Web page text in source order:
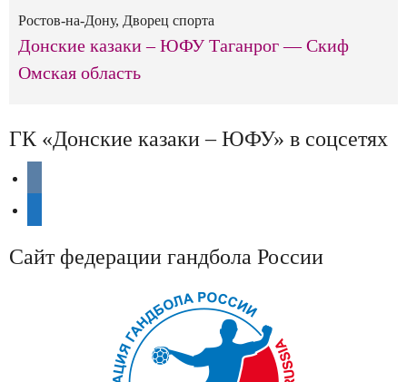
Ростов-на-Дону, Дворец спорта
Донские казаки – ЮФУ Таганрог — Скиф
Омская область
ГК «Донские казаки – ЮФУ» в соцсетях
Сайт федерации гандбола России